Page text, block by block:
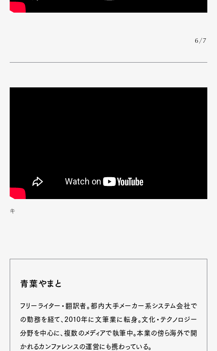
Contact
6/7
キ
青葉やまと
フリーライター・翻訳者。都内大手メーカー系システム会社で
の勤務を経て、2010年に文筆業に転身。文化・テクノロジー
分野を中心に、複数のメディアで執筆中。本業の傍ら海外で開
かれるカンファレンスの運営にも携わっている。